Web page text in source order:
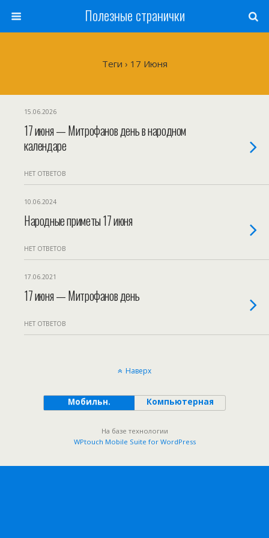
Полезные странички
Теги › 17 Июня
15.06.2026
17 июня — Митрофанов день в народном
календаре
НЕТ ОТВЕТОВ
10.06.2024
Народные приметы 17 июня
НЕТ ОТВЕТОВ
17.06.2021
17 июня — Митрофанов день
НЕТ ОТВЕТОВ
Наверх
Мобильн. Компьютерная
На базе технологии
WPtouch Mobile Suite for WordPress